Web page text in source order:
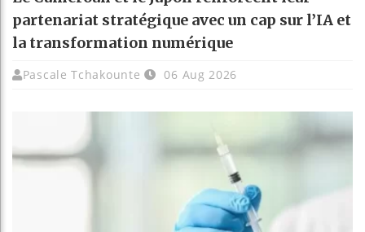
partenariat stratégique avec un cap sur l’IA et
la transformation numérique
Pascale Tchakounte 06 Aug 2026